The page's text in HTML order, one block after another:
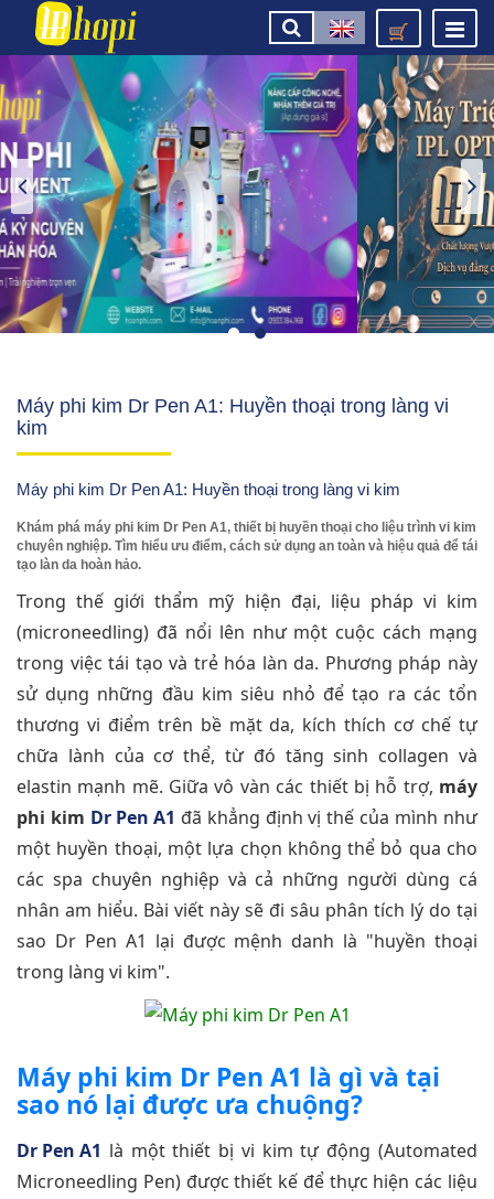
Máy phi kim Dr Pen A1: Huyền thoại trong làng vi
kim
Máy phi kim Dr Pen A1: Huyền thoại trong làng vi kim
Khám phá máy phi kim Dr Pen A1, thiết bị huyền thoại cho liệu trình vi kim
chuyên nghiệp. Tìm hiểu ưu điểm, cách sử dụng an toàn và hiệu quả để tái
tạo làn da hoàn hảo.
Trong thế giới thẩm mỹ hiện đại, liệu pháp vi kim
(microneedling) đã nổi lên như một cuộc cách mạng
trong việc tái tạo và trẻ hóa làn da. Phương pháp này
sử dụng những đầu kim siêu nhỏ để tạo ra các tổn
thương vi điểm trên bề mặt da, kích thích cơ chế tự
chữa lành của cơ thể, từ đó tăng sinh collagen và
elastin mạnh mẽ. Giữa vô vàn các thiết bị hỗ trợ, máy
phi kim Dr Pen A1 đã khẳng định vị thế của mình như
một huyền thoại, một lựa chọn không thể bỏ qua cho
các spa chuyên nghiệp và cả những người dùng cá
nhân am hiểu. Bài viết này sẽ đi sâu phân tích lý do tại
sao Dr Pen A1 lại được mệnh danh là "huyền thoại
trong làng vi kim".
Máy phi kim Dr Pen A1 là gì và tại
sao nó lại được ưa chuộng?
Dr Pen A1 là một thiết bị vi kim tự động (Automated
Microneedling Pen) được thiết kế để thực hiện các liệu